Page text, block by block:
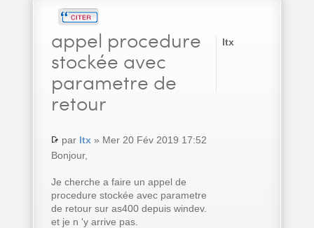
appel procedure
stockée avec
parametre de
retour
par ltx» Mer 20 Fév 2019 17:52
Bonjour,
Je cherche a faire un appel de
procedure stockée avec parametre
de retour sur as400 depuis windev.
et je n 'y arrive pas.
ltx